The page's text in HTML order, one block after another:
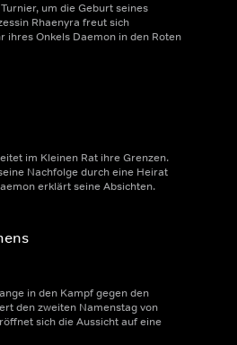
um die Geburt seines
Rhaenyra freut sich
ihres Onkels Daemon in den Roten
im Kleinen Rat ihre Grenzen.
Nachfolge durch eine Heirat
erklärt seine Absichten.
in den Kampf gegen den
den zweiten Namenstag von
sich die Aussicht auf eine